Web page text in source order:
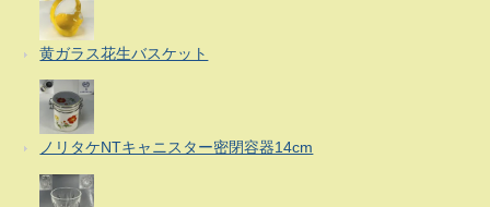
黄ガラス花生バスケット
ノリタケNTキャニスター密閉容器14cm